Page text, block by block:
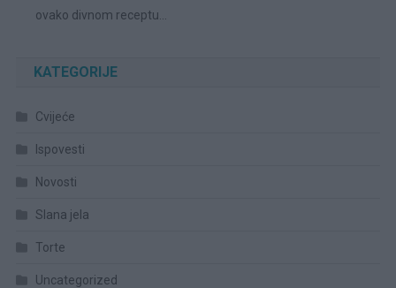
ovako divnom receptu…
KATEGORIJE
Cvijeće
Ispovesti
Novosti
Slana jela
Torte
Uncategorized